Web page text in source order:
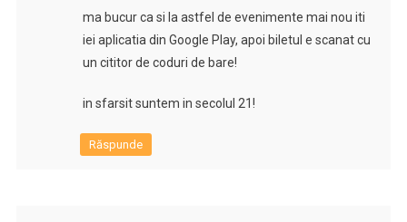
ma bucur ca si la astfel de evenimente mai nou iti
iei aplicatia din Google Play, apoi biletul e scanat cu
un cititor de coduri de bare!
in sfarsit suntem in secolul 21!
Răspunde